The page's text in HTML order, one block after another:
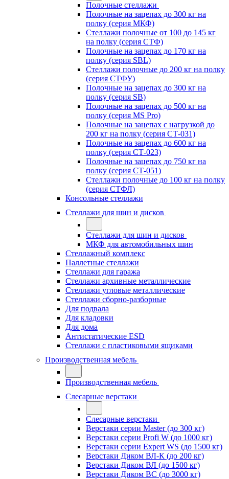
Полочные стеллажи
Полочные на зацепах до 300 кг на
полку (серия МКФ)
Стеллажи полочные от 100 до 145 кг
на полку (серия СТФ)
Полочные на зацепах до 170 кг на
полку (серия SBL)
Стеллажи полочные до 200 кг на полку
(серия СТФУ)
Полочные на зацепах до 300 кг на
полку (серия SB)
Полочные на зацепах до 500 кг на
полку (серия MS Pro)
Полочные на зацепах с нагрузкой до
200 кг на полку (серия СТ-031)
Полочные на зацепах до 600 кг на
полку (серия СТ-023)
Полочные на зацепах до 750 кг на
полку (серия СТ-051)
Стеллажи полочные до 100 кг на полку
(серия СТФЛ)
Консольные стеллажи
Стеллажи для шин и дисков
Стеллажи для шин и дисков
МКФ для автомобильных шин
Стеллажный комплекс
Паллетные стеллажи
Стеллажи для гаража
Стеллажи архивные металлические
Стеллажи угловые металлические
Стеллажи сборно-разборные
Для подвала
Для кладовки
Для дома
Антистатические ESD
Стеллажи с пластиковыми ящиками
Производственная мебель
Производственная мебель
Слесарные верстаки
Слесарные верстаки
Верстаки серии Master (до 300 кг)
Верстаки серии Profi W (до 1000 кг)
Верстаки серии Expert WS (до 1500 кг)
Верстаки Диком ВЛ-К (до 200 кг)
Верстаки Диком ВЛ (до 1500 кг)
Верстаки Диком ВС (до 3000 кг)